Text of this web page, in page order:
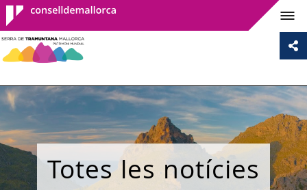
Consell de
Mallorca
Totes les notícies